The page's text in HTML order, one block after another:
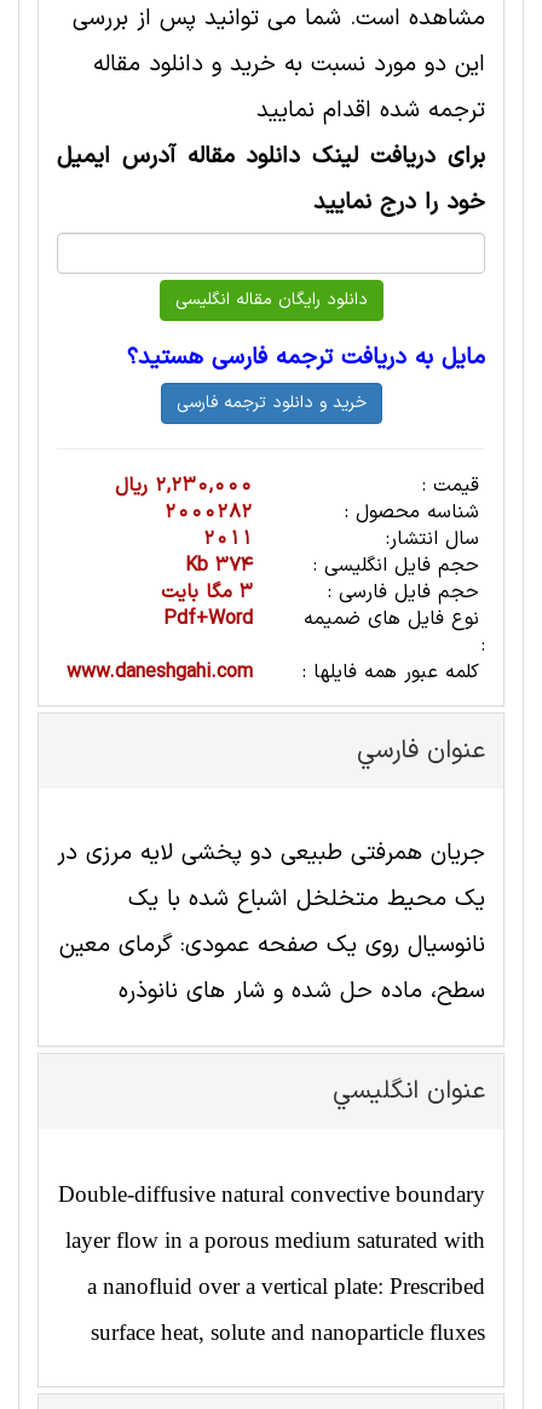
مشاهده است. شما می توانید پس از بررسی
این دو مورد نسبت به خرید و دانلود مقاله
ترجمه شده اقدام نمایید
برای دریافت لینک دانلود مقاله آدرس ایمیل
خود را درج نمایید
مایل به دریافت ترجمه فارسی هستید؟
قیمت :
2,230,000 ریال
شناسه محصول :
2000282
سال انتشار:
2011
حجم فایل انگلیسی :
374 Kb
حجم فایل فارسی :
3 مگا بایت
نوع فایل های ضمیمه
:
Pdf+Word
کلمه عبور همه فایلها :
www.daneshgahi.com
عنوان فارسي
جریان همرفتی طبیعی دو پخشی لایه مرزی در
یک محیط متخلخل اشباع شده با یک
نانوسیال روی یک صفحه عمودی: گرمای معین
سطح، ماده حل شده و شار های نانوذره
عنوان انگليسي
Double-diffusive natural convective boundary
layer flow in a porous medium saturated with
a nanofluid over a vertical plate: Prescribed
surface heat, solute and nanoparticle fluxes